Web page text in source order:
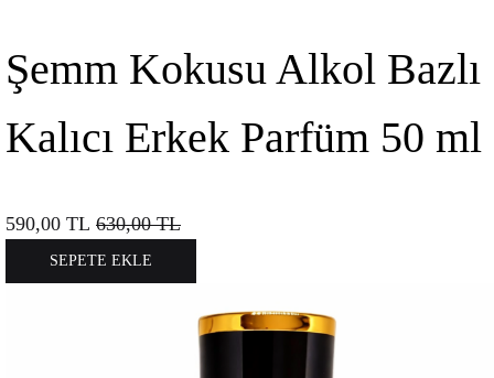
Şemm Kokusu Alkol Bazlı
Kalıcı Erkek Parfüm 50 ml
590,00 TL 630,00TL
SEPETE EKLE